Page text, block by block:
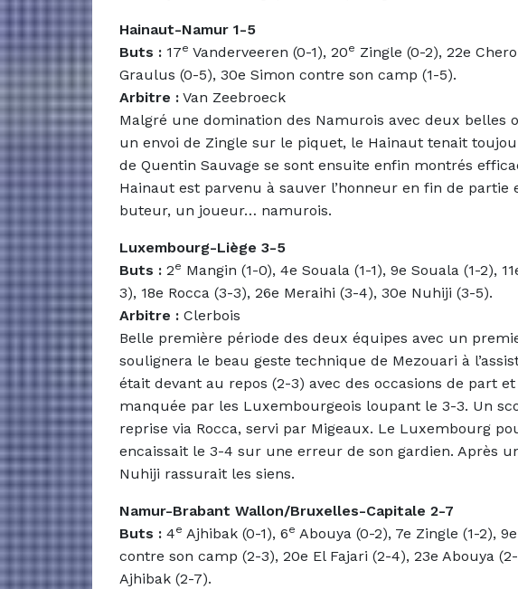
Hainaut-Namur 1-5
Buts : 17e Vanderveeren (0-1), 20e Zingle (0-2), 22e
Graulus (0-5), 30e Simon contre son camp (1-5).
Arbitre : Van Zeebroeck
Malgré une domination des Namurois avec deux belles
un envoi de Zingle sur le piquet, le Hainaut tenait
de Quentin Sauvage se sont ensuite enfin montrés
Hainaut est parvenu à sauver l’honneur en fin de partie
buteur, un joueur… namurois.
Luxembourg-Liège 3-5
Buts : 2e Mangin (1-0), 4e Souala (1-1), 9e Souala (1-2),
3), 18e Rocca (3-3), 26e Meraihi (3-4), 30e Nuhiji (3-5).
Arbitre : Clerbois
Belle première période des deux équipes avec un
soulignera le beau geste technique de Mezouari à
était devant au repos (2-3) avec des occasions de part
manquée par les Luxembourgeois loupant le 3-3. Un
reprise via Rocca, servi par Migeaux. Le Luxembourg
encaissait le 3-4 sur une erreur de son gardien. Après
Nuhiji rassurait les siens.
Namur-Brabant Wallon/Bruxelles-Capitale 2-7
Buts : 4e Ajhibak (0-1), 6e Abouya (0-2), 7e Zingle (1-2),
contre son camp (2-3), 20e El Fajari (2-4), 23e Abouya
Ajhibak (2-7).